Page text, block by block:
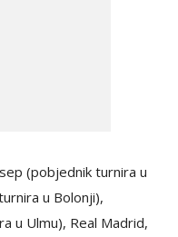
(pobjednik turnira u
u Bolonji),
u Ulmu), Real Madrid,